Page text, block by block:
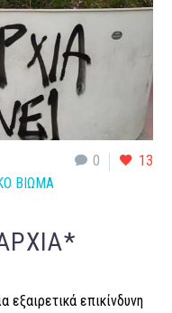
0 13
ΒΙΩΜΑ
εξαιρετικά επικίνδυνη